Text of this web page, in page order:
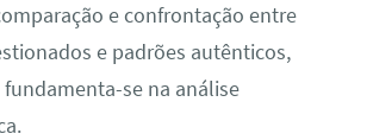
e confrontação entre
e padrões autênticos,
fundamenta-se na análise